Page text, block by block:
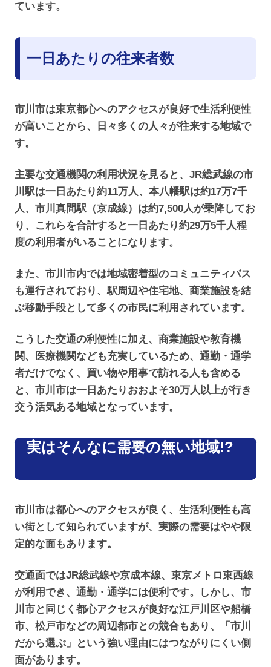
ています。
一日あたりの往来者数
市川市は東京都心へのアクセスが良好で生活利便性
が高いことから、日々多くの人々が往来する地域で
す。
主要な交通機関の利用状況を見ると、JR総武線の市
川駅は一日あたり約11万人、本八幡駅は約17万7千
人、市川真間駅（京成線）は約7,500人が乗降してお
り、これらを合計すると一日あたり約29万5千人程
度の利用者がいることになります。
また、市川市内では地域密着型のコミュニティバス
も運行されており、駅周辺や住宅地、商業施設を結
ぶ移動手段として多くの市民に利用されています。
こうした交通の利便性に加え、商業施設や教育機
関、医療機関なども充実しているため、通勤・通学
者だけでなく、買い物や用事で訪れる人も含める
と、市川市は一日あたりおおよそ30万人以上が行き
交う活気ある地域となっています。
実はそんなに需要の無い地域!?
市川市は都心へのアクセスが良く、生活利便性も高
い街として知られていますが、実際の需要はやや限
定的な面もあります。
交通面ではJR総武線や京成本線、東京メトロ東西線
が利用でき、通勤・通学には便利です。しかし、市
川市と同じく都心アクセスが良好な江戸川区や船橋
市、松戸市などの周辺都市との競合もあり、「市川
だから選ぶ」という強い理由にはつながりにくい側
面があります。